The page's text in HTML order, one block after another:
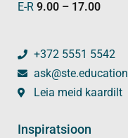
E-R 9.00 – 17.00
+372 5551 5542
ask@ste.education
Leia meid kaardilt
Inspiratsioon